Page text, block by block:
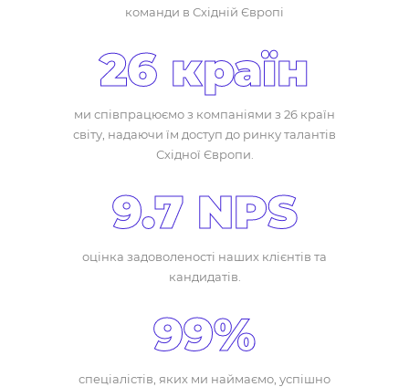
команди в Східній Європі
26 країн
ми співпрацюємо з компаніями з 26 країн
світу, надаючи їм доступ до ринку талантів
Східної Європи.
9.7 NPS
оцінка задоволеності наших клієнтів та
кандидатів.
99%
спеціалістів, яких ми наймаємо, успішно